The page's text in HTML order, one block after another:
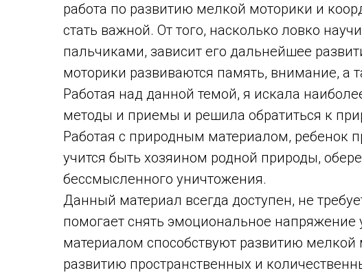
работа по развитию мелкой моторики и
стать важной. От того, насколько ловко
пальчиками, зависит его дальнейшее
моторики развиваются память, внимание, а
Работая над данной темой, я искала
методы и приемы и решила обратиться к
Работая с природным материалом, ребенок
учится быть хозяином родной природы,
бессмысленного уничтожения.
Данный материал всегда доступен, не
помогает снять эмоциональное
материалом способствуют развитию
развитию пространственных и